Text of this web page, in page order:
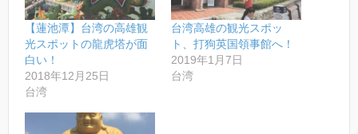
【蓮池潭】台湾の高雄観
光スポットの龍虎塔が面
白い！
2018年12月25日
台湾
台湾高雄の観光スポッ
ト、打狗英国領事館へ！
2019年1月7日
台湾